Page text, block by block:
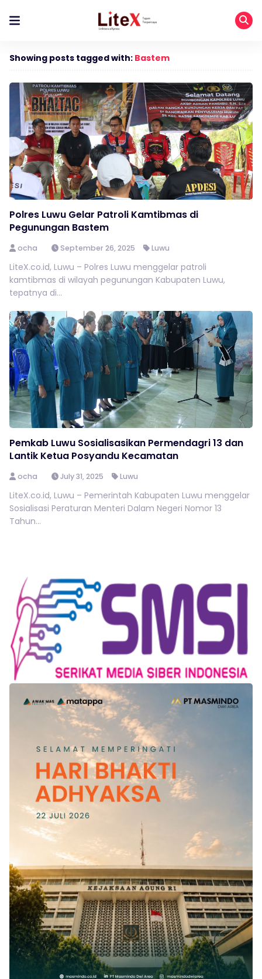
Showing posts tagged with: Bastem
Polres Luwu Gelar Patroli Kamtibmas di
Pegunungan Bastem
ocha September 26, 2025 Luwu
LiteX.co.id, Luwu – Polres Luwu menggelar patroli
kamtibmas di wilayah pegunungan Kabupaten Luwu,
tepatnya di...
Pemkab Luwu Sosialisasikan Permendagri 13 dan
Lantik Ketua Posyandu Kecamatan
ocha July 31, 2025 Luwu
LiteX.co.id, Luwu – Pemerintah Kabupaten Luwu menggelar
Sosialisasi Peraturan Menteri Dalam Negeri Nomor 13
Tahun...